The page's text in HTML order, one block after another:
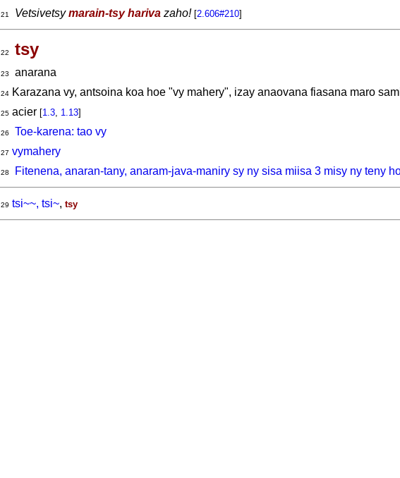
21 Vetsivetsymarain-tsy harivazaho! [2.606#210]
22 tsy
23
anarana
24Karazana vy, antsoina koa hoe "vy mahery", izay anaovana fiasana maro
25acier [1.3, 1.13]
26
Toe-karena: tao vy
27 vymahery
28 Fitenena, anaran-tany, anaram-java-maniry sy ny sisa miisa 3 misy ny teny
29 tsi~~, tsi~, tsy